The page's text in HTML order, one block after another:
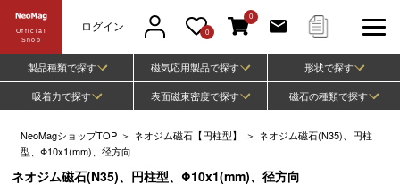
Official
Shop
ログイン 0
0
製品種類で探す 磁気応用製品で探す
形状で探す
吸着力で探す
表面磁束密度で探す 磁石の種類で探す
NeoMagショップTOP ＞ ネオジム磁石【円柱型】 ＞ ネオジム磁石(N35)、円柱
型、Φ10x1(mm)、径方向
ネオジム磁石(N35)、円柱型、Φ10x1(mm)、径方向